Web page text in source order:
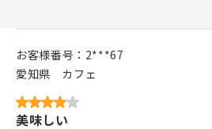
お客様番号： 2***67
愛知県
カフェ
美味しい